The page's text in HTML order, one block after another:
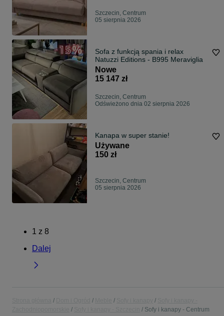
Szczecin, Centrum
05 sierpnia 2026
Sofa z funkcją spania i relax
Natuzzi Editions - B995 Meraviglia
Nowe
15 147 zł
Szczecin, Centrum
Odświeżono dnia 02 sierpnia 2026
Kanapa w super stanie!
Używane
150 zł
Szczecin, Centrum
05 sierpnia 2026
1 z 8
Dalej
Sofy i kanapy - Centrum